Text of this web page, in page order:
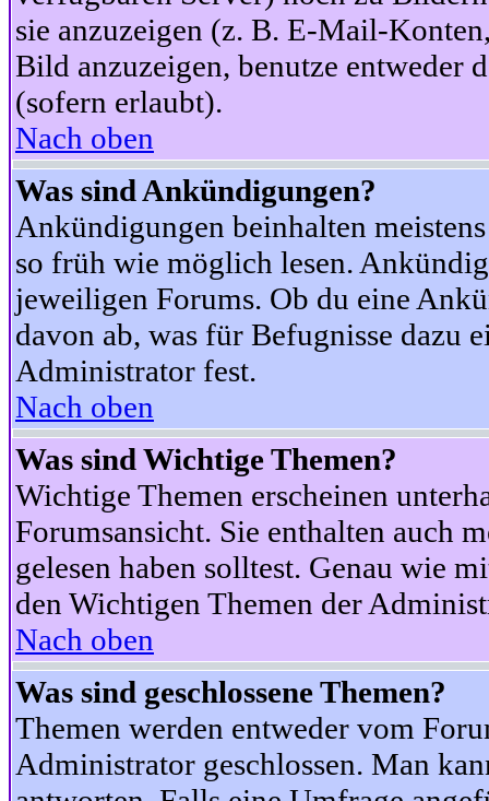
sie anzuzeigen (z. B. E-Mail-
Bild anzuzeigen, benutze
(sofern erlaubt).
Nach oben
Was sind Ankündigungen?
Ankündigungen beinhalten
so früh wie möglich lesen.
jeweiligen Forums. Ob du eine
davon ab, was für Befugnisse dazu
Administrator fest.
Nach oben
Was sind Wichtige Themen?
Wichtige Themen erscheinen
Forumsansicht. Sie enthalten auch
gelesen haben solltest. Genau wie
den Wichtigen Themen der
Nach oben
Was sind geschlossene Themen?
Themen werden entweder vom
Administrator geschlossen. Man